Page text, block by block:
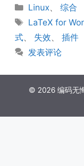
分
类
Linux、综合
标
签
LaTeX for
式、 失效、 插件
发表评论
© 2026 编码无